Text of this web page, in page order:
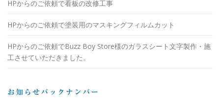
HPからのご依頼で看板の改修工事
HPからのご依頼で塗装用のマスキングフィルムカット
HPからのご依頼でBuzz Boy Store様のガラスシート文字製作・施
工させていただきました。
お知らせバックナンバー